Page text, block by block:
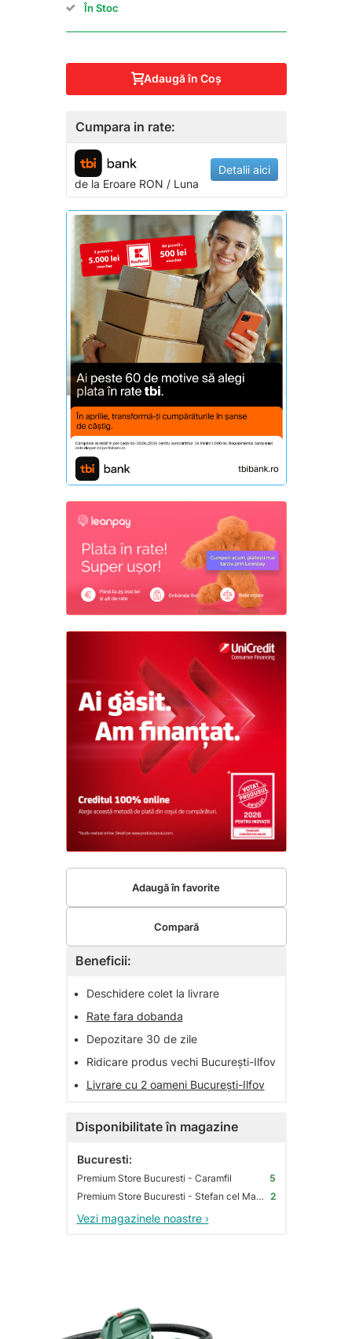
Beneficii:
•
Deschidere colet la livrare
•
Rate fara dobanda
•
Depozitare 30 de zile
•
Ridicare produs vechi București-Ilfov
•
Livrare cu 2 oameni București-Ilfov
Disponibilitate în magazine
Bucuresti:
Premium Store Bucuresti - Caramfil
5
Premium Store Bucuresti - Stefan cel Mare 2
Vezi magazinele noastre ›
În Stoc
Adaugă în Coş
Cumpara in rate:
de la EroareRON / Luna
Detalii aici
Adaugă în favorite
Compară